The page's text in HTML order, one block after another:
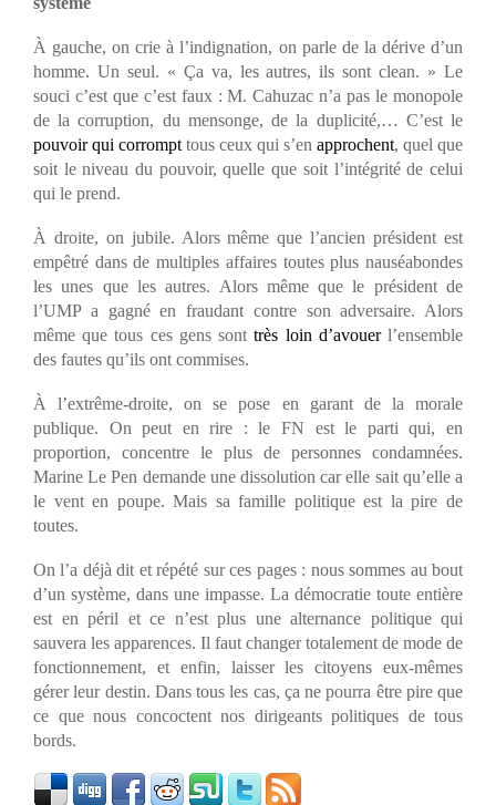
À gauche, on crie à l’indignation, on parle de la dérive d’un
homme. Un seul. « Ça va, les autres, ils sont clean. » Le
souci c’est que c’est faux : M. Cahuzac n’a pas le monopole
de la corruption, du mensonge, de la duplicité,… C’est le
pouvoir qui corrompt tous ceux qui s’en approchent, quel que
soit le niveau du pouvoir, quelle que soit l’intégrité de celui
qui le prend.
À droite, on jubile. Alors même que l’ancien président est
empêtré dans de multiples affaires toutes plus nauséabondes
les unes que les autres. Alors même que le président de
l’UMP a gagné en fraudant contre son adversaire. Alors
même que tous ces gens sonttrès loin d’avouerl’ensemble
des fautes qu’ils ont commises.
À l’extrême-droite, on se pose en garant de la morale
publique. On peut en rire : le FN est le parti qui, en
proportion, concentre le plus de personnes condamnées.
Marine Le Pen demande une dissolution car elle sait qu’elle a
le vent en poupe. Mais sa famille politique est la pire de
toutes.
On l’a déjà dit et répété sur ces pages : nous sommes au bout
d’un système, dans une impasse. La démocratie toute entière
est en péril et ce n’est plus une alternance politique qui
sauvera les apparences. Il faut changer totalement de mode de
fonctionnement, et enfin, laisser les citoyens eux-mêmes
gérer leur destin. Dans tous les cas, ça ne pourra être pire que
ce que nous concoctent nos dirigeants politiques de tous
bords.